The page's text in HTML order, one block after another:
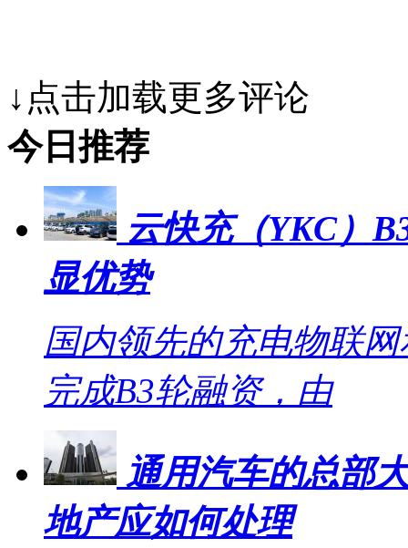
↓点击加载更多评论
今日推荐
云快充（YKC）
显优势
国内领先的充电物联
完成B3轮融资，由
通用汽车的总部
地产应如何处理